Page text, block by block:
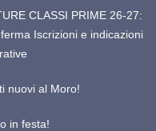
CLASSI PRIME 26-27:
Iscrizioni e indicazioni
nuovi al Moro!
in festa!